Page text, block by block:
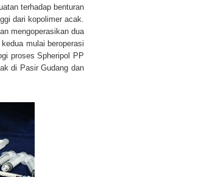
terhadap benturan
dari kopolimer acak.
mengoperasikan dua
mulai beroperasi
proses Spheripol PP
di Pasir Gudang dan